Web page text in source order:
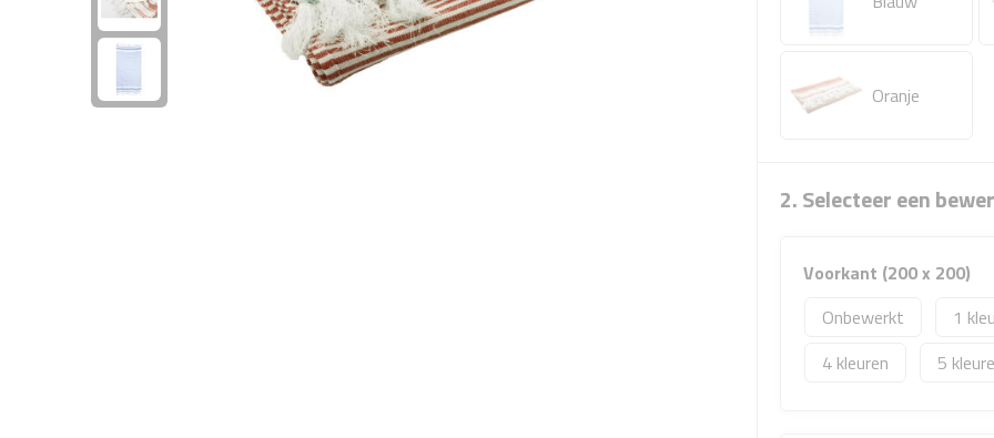
Oranje
2. Selecteer een
Voorkant (200 x 200)
Onbewerkt
1
4
5